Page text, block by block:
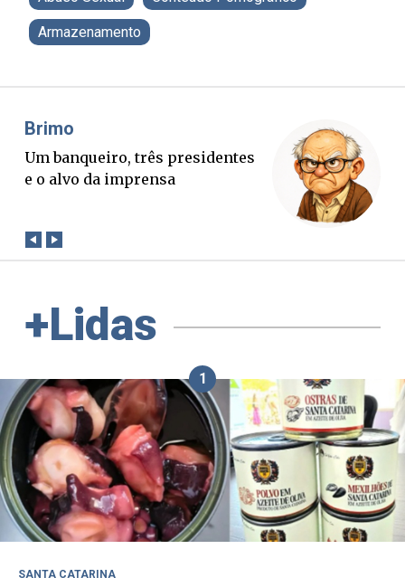
Armazenamento
O Boato corre mais rápido que a
verdade. Mas quem paga a
+Lidas
1
SANTA CATARINA